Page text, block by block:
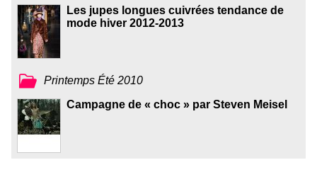
Les jupes longues cuivrées tendance de
mode hiver 2012-2013
Printemps Été 2010
Campagne de « choc » par Steven Meisel